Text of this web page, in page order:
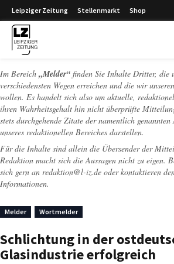
Leipziger Zeitung Stellenmarkt Shop
Im Bereich „Melder“ finden Sie Inhalte Dritter, die
verschiedensten Wegen erreichen und die wir
wollen. Es handelt sich also um aktuelle,
ihren Wahrheitsgehalt hin nicht überprüfte
stets durchgehende Zitate der namentlich
unseres redaktionellen Bereiches darstellen.
Für die Inhalte sind allein die Übersender der
Redaktion macht sich die Aussagen nicht zu eigen.
sich gern an redaktion@l-iz.de oder kontaktieren
Informationen.
Melder Wortmelder
Schlichtung in der
Glasindustrie erfolgreich